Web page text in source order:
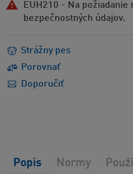
EUH210 - Na
bezpečnostných údajov.
Strážny pes
Porovnať
Doporučiť
Popis Normy